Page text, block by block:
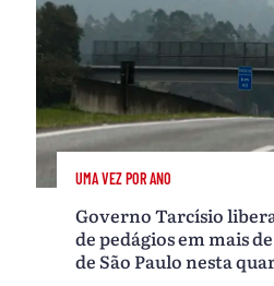
UMA VEZ POR ANO
Governo Tarcísio
de pedágios em mais
de São Paulo nesta